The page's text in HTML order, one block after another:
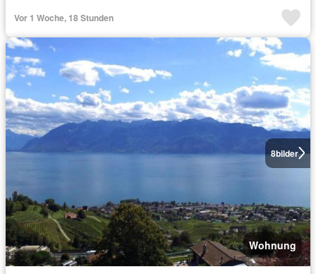
Vor 1 Woche, 18 Stunden
8bilder
Wohnung